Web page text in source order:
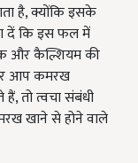
है, क्योंकि इसके
दें कि इस फल में
और कैल्शियम की
आप कमरख
तो त्वचा संबंधी
खाने से होने वाले